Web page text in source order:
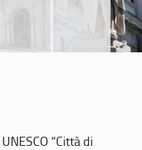
“Città di